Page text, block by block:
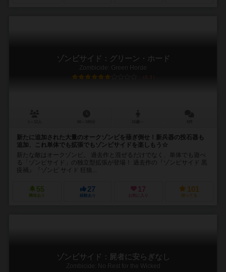
ゾンビサイド：グリーン・ホード
Zombicide: Green Horde
6.3
新たに追加された大量のオークゾンビを薙ぎ倒せ！新兵器の投石器も
追加、これ単体でも拡張でもゾンビサイドを楽しもう☆
新たな敵はオークゾンビ。 過去作と混ぜるだけでなく、単体でも遊べ
る「ゾンビサイド」の独立型拡張が登場！ 過去作の『ゾンビサイド 黒
疫禍』『ゾンビ サイド 狂狼...
55
興味あり
27
経験あり
17
お気に入り
101
持ってる
ゾンビサイド：屍者に安らぎなし
Zombicide: No Rest for the Wicked